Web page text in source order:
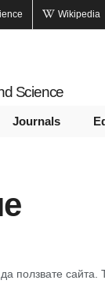
Wikipedia
Science
Journals
ползвате